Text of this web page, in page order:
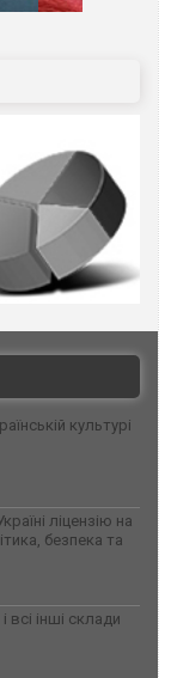
культурі
ліцензію на
безпека та
інші склади